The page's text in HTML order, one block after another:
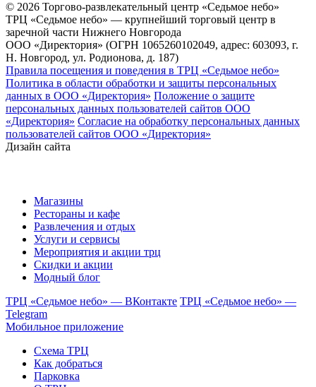
© 2026 Торгово-развлекательный центр «Седьмое небо»
ТРЦ «Седьмое небо» — крупнейший торговый центр в
заречной части Нижнего Новгорода
ООО «Директория» (ОГРН 1065260102049, адрес: 603093, г.
Н. Новгород, ул. Родионова, д. 187)
Правила посещения и поведения в ТРЦ «Седьмое небо»
Политика в области обработки и защиты персональных
данных в ООО «Директория» Положение о защите
персональных данных пользователей сайтов ООО
«Директория» Согласие на обработку персональных данных
пользователей сайтов ООО «Директория»
Дизайн сайта
Магазины
Рестораны и кафе
Развлечения и отдых
Услуги и сервисы
Мероприятия и акции трц
Скидки и акции
Модный блог
ТРЦ «Седьмое небо» — ВКонтакте ТРЦ «Седьмое небо» —
Telegram
Мобильное приложение
Схема ТРЦ
Как добраться
Парковка